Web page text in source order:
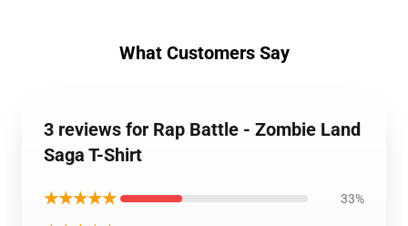
What Customers Say
3 reviews for Rap Battle - Zombie Land
Saga T-Shirt
★★★★★ 33%